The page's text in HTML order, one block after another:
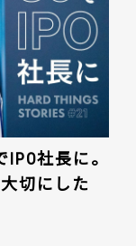
社長に。
切にした